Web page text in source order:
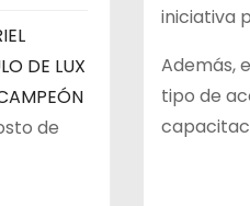
DE LUX
de
iniciativa
Además,
tipo de